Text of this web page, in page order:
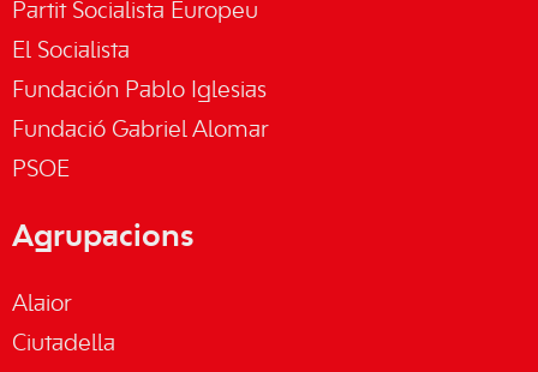
Partit Socialista Europeu
El Socialista
Fundación Pablo Iglesias
Fundació Gabriel Alomar
PSOE
Agrupacions
Alaior
Ciutadella